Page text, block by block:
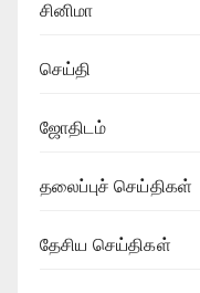
சினிமா
செய்தி
ஜோதிடம்
தலைப்புச் செய்திகள்
தேசிய செய்திகள்